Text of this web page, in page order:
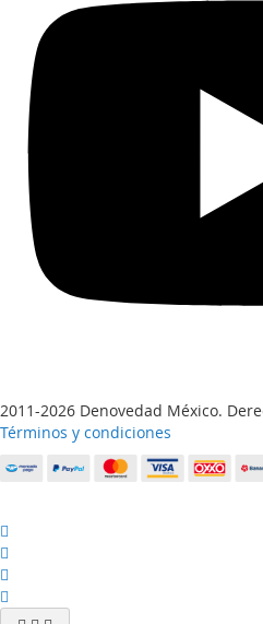
2011-2026 Denovedad México.
Términos y condiciones